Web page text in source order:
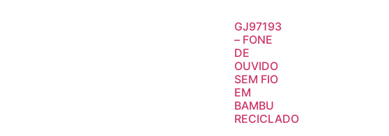
GJ97193
– FONE
DE
OUVIDO
SEM FIO
EM
BAMBU
RECICLADO